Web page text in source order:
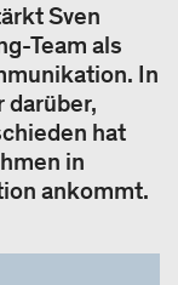
Sven
Team als
In
darüber,
hat
in
ankommt.